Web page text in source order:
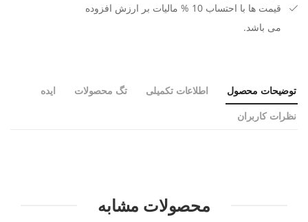
قیمت ها با احتساب 10 % مالیات بر ارزش افزوده
می باشد.
توضیحات محصول اطلاعات تکمیلی تگ محصولات ایده
نظرات کاربران
محصولات مشابه